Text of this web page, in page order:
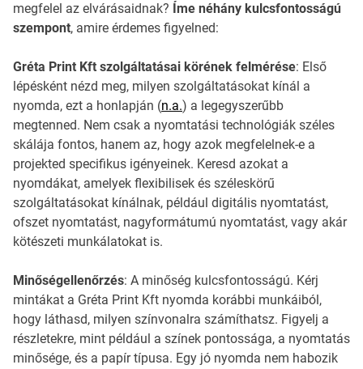
megfelel az elvárásaidnak? Íme néhány kulcsfontosságú
szempont, amire érdemes figyelned:
Gréta Print Kft szolgáltatásai körének felmérése: Első
lépésként nézd meg, milyen szolgáltatásokat kínál a
nyomda, ezt a honlapján (n.a.) a legegyszerűbb
megtenned. Nem csak a nyomtatási technológiák széles
skálája fontos, hanem az, hogy azok megfelelnek-e a
projekted specifikus igényeinek. Keresd azokat a
nyomdákat, amelyek flexibilisek és széleskörű
szolgáltatásokat kínálnak, például digitális nyomtatást,
ofszet nyomtatást, nagyformátumú nyomtatást, vagy akár
kötészeti munkálatokat is.
Minőségellenőrzés: A minőség kulcsfontosságú. Kérj
mintákat a Gréta Print Kft nyomda korábbi munkáiból,
hogy láthasd, milyen színvonalra számíthatsz. Figyelj a
részletekre, mint például a színek pontossága, a nyomtatás
minősége, és a papír típusa. Egy jó nyomda nem habozik